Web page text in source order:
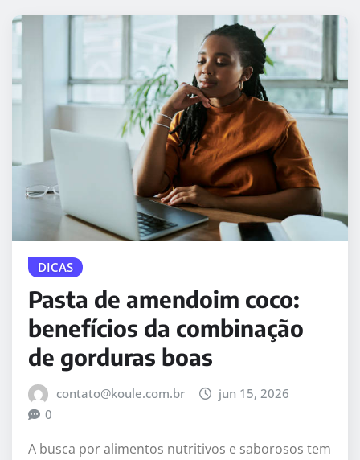
DICAS
Pasta de amendoim coco:
benefícios da combinação
de gorduras boas
contato@koule.com.br
jun 15, 2026
0
A busca por alimentos nutritivos e saborosos tem